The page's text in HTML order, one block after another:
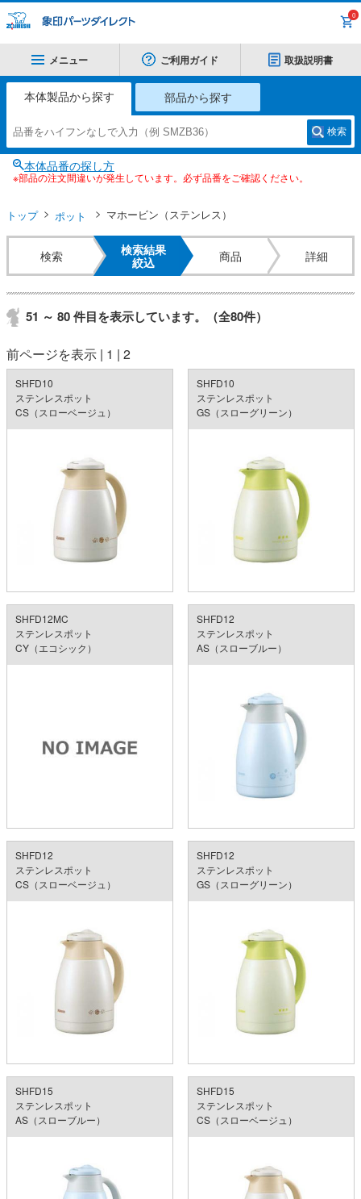
0
メニュー ご利用ガイド 取扱説明書
本体製品から探す 部品から探す
検索
本体品番の探し方
※部品の注文間違いが発生しています。必ず品番をご確認ください。
トップ ポット マホービン（ステンレス）
検索
検索結果
絞込
商品 詳細
51 ～ 80 件目を表示しています。（全80件）
前ページを表示 | 1 | 2
SHFD10
ステンレスポット
CS（スローベージュ）
SHFD10
ステンレスポット
GS（スローグリーン）
SHFD12MC
ステンレスポット
CY（エコシック）
SHFD12
ステンレスポット
AS（スローブルー）
SHFD12
ステンレスポット
CS（スローベージュ）
SHFD12
ステンレスポット
GS（スローグリーン）
SHFD15
ステンレスポット
AS（スローブルー）
SHFD15
ステンレスポット
CS（スローベージュ）